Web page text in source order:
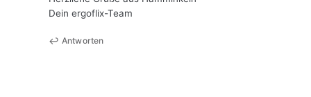
Dein ergoflix-Team
Antworten